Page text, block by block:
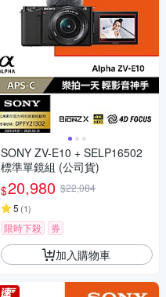
SONY ZV-E10 + SELP16502
標準單鏡組 (公司貨)
$20,980 $22,084
5 (1)
限時下殺 券
加入購物車